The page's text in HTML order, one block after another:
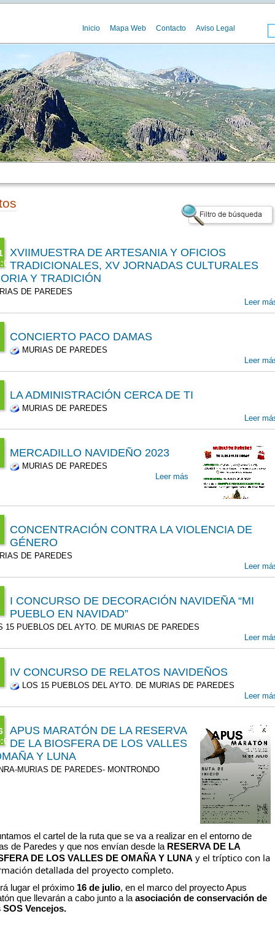
Inicio Mapa Web Contacto Aviso Legal
XVIIMUESTRA DE ARTESANIA Y OFICIOS
TRADICIONALES, XV JORNADAS CULTURALES
Y TRADICIÓN
DE PAREDES
Leer
CONCIERTO PACO DAMAS
MURIAS DE PAREDES
Leer
LA ADMINISTRACIÓN CERCA DE TI
MURIAS DE PAREDES
Leer
MERCADILLO NAVIDEÑO 2023
MURIAS DE PAREDES
Leer más
CONCENTRACIÓN CONTRA LA VIOLENCIA DE
GÉNERO
DE PAREDES
Leer
I CONCURSO DE DECORACIÓN NAVIDEÑA “MI
PUEBLO EN NAVIDAD”
15 PUEBLOS DEL AYTO. DE MURIAS DE PAREDES
Leer
IV CONCURSO DE RELATOS NAVIDEÑOS
LOS 15 PUEBLOS DEL AYTO. DE MURIAS DE PAREDES
Leer
APUS MARATÓN DE LA RESERVA
DE LA BIOSFERA DE LOS VALLES
Y LUNA
MURIAS DE PAREDES- MONTRONDO
el cartel de la ruta que se va a realizar en el entorno de
de Paredes y que nos envían desde la RESERVA DE LA
DE LOS VALLES DE OMAÑA Y LUNA y el tríptico con la
detallada del proyecto completo.
lugar el próximo 16 de julio, en el marco del proyecto Apus
que llevarán a cabo junto a la asociación de conservación de
SOS Vencejos.